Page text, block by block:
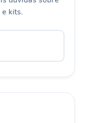
kits.